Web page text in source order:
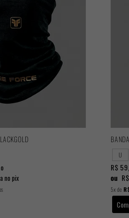
no pix
U
R$
ou
5xde